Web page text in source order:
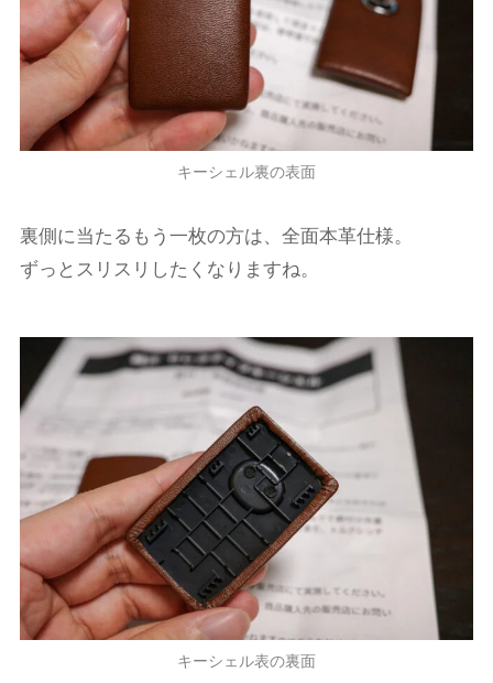
キーシェル裏の表面
裏側に当たるもう一枚の方は、全面本革仕様。
ずっとスリスリしたくなりますね。
キーシェル表の裏面